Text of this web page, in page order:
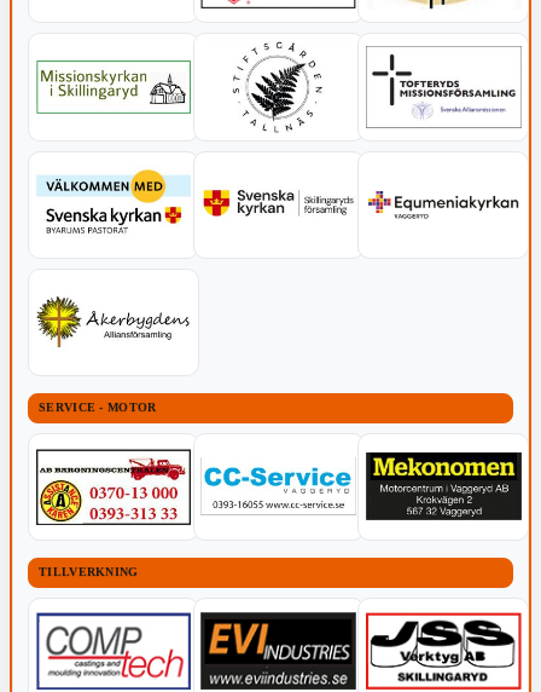
SERVICE - MOTOR
TILLVERKNING